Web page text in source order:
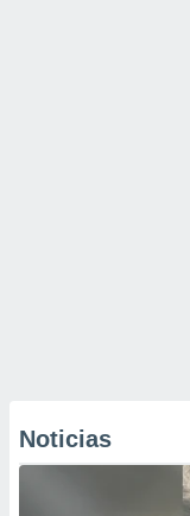
Noticias